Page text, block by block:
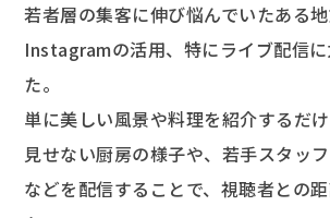
若者層の集客に伸び悩んでいたある地
Instagramの活用、特にライブ配信
た。
単に美しい風景や料理を紹介するだ
見せない厨房の様子や、若手スタッ
などを配信することで、視聴者との